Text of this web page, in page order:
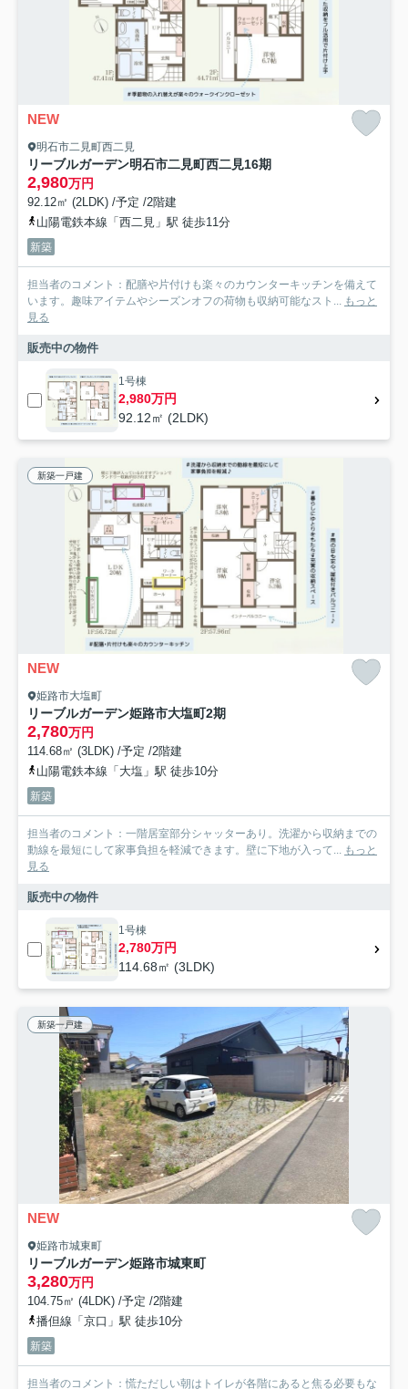
NEW
明石市二見町西二見
リーブルガーデン明石市二見町西二見16期
2,980万円
92.12㎡ (2LDK) /予定 /2階建
山陽電鉄本線「西二見」駅 徒歩11分
新築
担当者のコメント：配膳や片付けも楽々のカウンターキッチンを備えて
います。趣味アイテムやシーズンオフの荷物も収納可能なスト... もっと
見る
販売中の物件
1号棟
2,980万円
92.12㎡ (2LDK)
新築一戸建
NEW
姫路市大塩町
リーブルガーデン姫路市大塩町2期
2,780万円
114.68㎡ (3LDK) /予定 /2階建
山陽電鉄本線「大塩」駅 徒歩10分
新築
担当者のコメント：一階居室部分シャッターあり。洗濯から収納までの
動線を最短にして家事負担を軽減できます。壁に下地が入って... もっと
見る
販売中の物件
1号棟
2,780万円
114.68㎡ (3LDK)
新築一戸建
NEW
姫路市城東町
リーブルガーデン姫路市城東町
3,280万円
104.75㎡ (4LDK) /予定 /2階建
播但線「京口」駅 徒歩10分
新築
担当者のコメント：慌ただしい朝はトイレが各階にあると焦る必要もな